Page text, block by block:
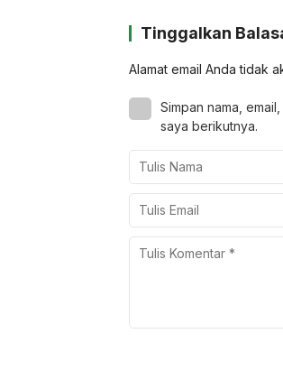
Tinggalkan
Alamat email Anda tidak
Simpan nama,
saya berikutnya.